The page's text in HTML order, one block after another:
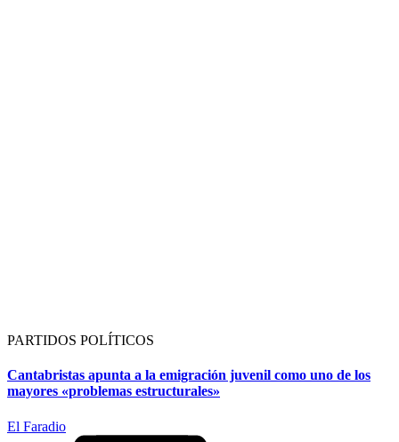
PARTIDOS POLÍTICOS
Cantabristas apunta a la emigración juvenil como uno de los
mayores «problemas estructurales»
El Faradio